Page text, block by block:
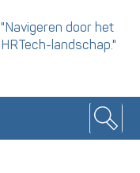
"Navigeren door het
HRTech-landschap."